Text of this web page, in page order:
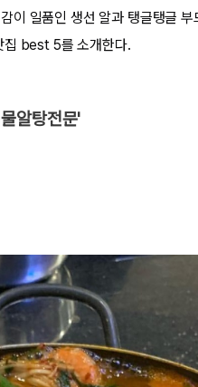
이 일품인 생선 알과 탱글탱글
집 best 5를 소개한다.
알탕전문'